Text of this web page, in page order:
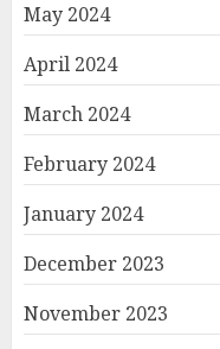
May 2024
April 2024
March 2024
February 2024
January 2024
December 2023
November 2023